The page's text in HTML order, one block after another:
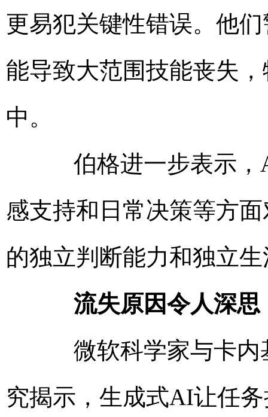
更易犯关键性错误。他
能导致大范围技能丧失
中。
伯格进一步表示，
感支持和日常决策等方
的独立判断能力和独立
流失原因令人深思
微软科学家与卡内
究揭示，生成式AI让任